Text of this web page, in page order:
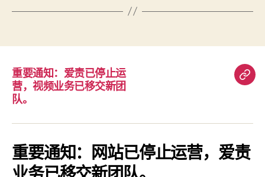
重要通知：爱责已停止运
营，视频业务已移交新团
队。
重
知：
爱
责
重要通知：网站已停止运营，爱责